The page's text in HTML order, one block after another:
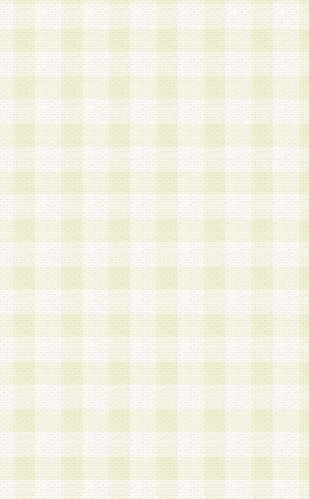
4.会員は、複数のログインＩＤおよびパスワード
いものとします。
第4条 ログインIDおよびパスワードの管理
1.会員は、会員登録後、本サイト内にて本サービ
加する際には、前条に基づき当社から付与された
スワードを使用するものとします。
2.登録の際に当社が付与したログインIDおよびパ
の使用に関しては、全て会員本人がその責任を負
3.会員は、当社から付与されたログインIDおよび
貸与、名義変更、売買その他形態を問わず第三者
ならないものとします。
4.当社は、会員によるログインIDおよびパスワー
盗用など第三者の利用に伴う損害の発生について
き事由の有無、その他原因の如何を問わず、一切
のとします。
第5条 会員の登録情報
1.当社は、会員の登録情報に含まれる氏名・住所
アドレス等会員個人を識別できる情報を当社が別
シーポリシー
」に基づき適切に取り扱うものとし
は、当該個人情報を以下の各号に定める目的に利
す。なお、これら事項以外の目的で個人情報を利
かじめ会員の同意を得たうえで利用するものとし
a.本サービスの実施または運営
b.本サービスに係る謝礼、景品、調査サンプル品
c.会員からの電話、メール等の問い合わせなどへ